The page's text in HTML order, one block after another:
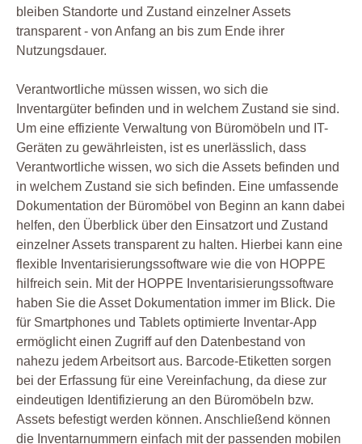
bleiben Standorte und Zustand einzelner Assets
transparent - von Anfang an bis zum Ende ihrer
Nutzungsdauer.
Verantwortliche müssen wissen, wo sich die
Inventargüter befinden und in welchem Zustand sie sind.
Um eine effiziente Verwaltung von Büromöbeln und IT-
Geräten zu gewährleisten, ist es unerlässlich, dass
Verantwortliche wissen, wo sich die Assets befinden und
in welchem Zustand sie sich befinden. Eine umfassende
Dokumentation der Büromöbel von Beginn an kann dabei
helfen, den Überblick über den Einsatzort und Zustand
einzelner Assets transparent zu halten. Hierbei kann eine
flexible Inventarisierungssoftware wie die von HOPPE
hilfreich sein. Mit der HOPPE Inventarisierungssoftware
haben Sie die Asset Dokumentation immer im Blick. Die
für Smartphones und Tablets optimierte Inventar-App
ermöglicht einen Zugriff auf den Datenbestand von
nahezu jedem Arbeitsort aus. Barcode-Etiketten sorgen
bei der Erfassung für eine Vereinfachung, da diese zur
eindeutigen Identifizierung an den Büromöbeln bzw.
Assets befestigt werden können. Anschließend können
die Inventarnummern einfach mit der passenden mobilen